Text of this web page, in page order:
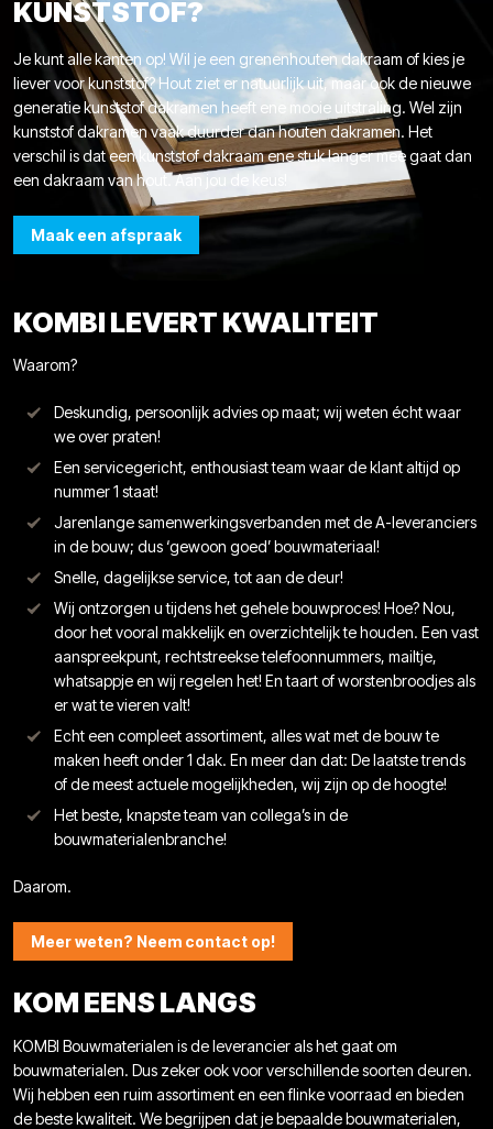
KUNSTSTOF?
Je kunt alle kanten op! Wil je een grenenhouten dakraam of kies je
liever voor kunststof? Hout ziet er natuurlijk uit, maar ook de nieuwe
generatie kunststof dakramen heeft ene mooie uitstraling. Wel zijn
kunststof dakramen vaak duurder dan houten dakramen. Het
verschil is dat een kunststof dakraam ene stuk langer mee gaat dan
een dakraam van hout. Aan jou de keus!
Maak een afspraak
KOMBI LEVERT KWALITEIT
Waarom?
Deskundig, persoonlijk advies op maat; wij weten écht waar
we over praten!
Een servicegericht, enthousiast team waar de klant altijd op
nummer 1 staat!
Jarenlange samenwerkingsverbanden met de A-leveranciers
in de bouw; dus ‘gewoon goed’ bouwmateriaal!
Snelle, dagelijkse service, tot aan de deur!
Wij ontzorgen u tijdens het gehele bouwproces! Hoe? Nou,
door het vooral makkelijk en overzichtelijk te houden. Een vast
aanspreekpunt, rechtstreekse telefoonnummers, mailtje,
whatsappje en wij regelen het! En taart of worstenbroodjes als
er wat te vieren valt!
Echt een compleet assortiment, alles wat met de bouw te
maken heeft onder 1 dak. En meer dan dat: De laatste trends
of de meest actuele mogelijkheden, wij zijn op de hoogte!
Het beste, knapste team van collega’s in de
bouwmaterialenbranche!
Daarom.
Meer weten? Neem contact op!
KOM EENS LANGS
KOMBI Bouwmaterialen is de leverancier als het gaat om
bouwmaterialen. Dus zeker ook voor verschillende soorten deuren.
Wij hebben een ruim assortiment en een flinke voorraad en bieden
de beste kwaliteit. We begrijpen dat je bepaalde bouwmaterialen,